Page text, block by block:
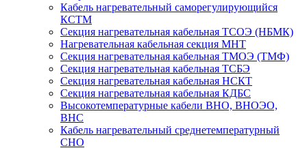
Кабель нагревательный саморегулирующийся
КСТМ
Секция нагревательная кабельная ТСОЭ (НБМК)
Нагревательная кабельная секция МНТ
Секция нагревательная кабельная ТМОЭ (ТМФ)
Секция нагревательная кабельная ТСБЭ
Секция нагревательная кабельная НСКТ
Секция нагревательная кабельная КДБС
Высокотемпературные кабели ВНО, ВНОЭО,
ВНС
Кабель нагревательный среднетемпературный
СНО